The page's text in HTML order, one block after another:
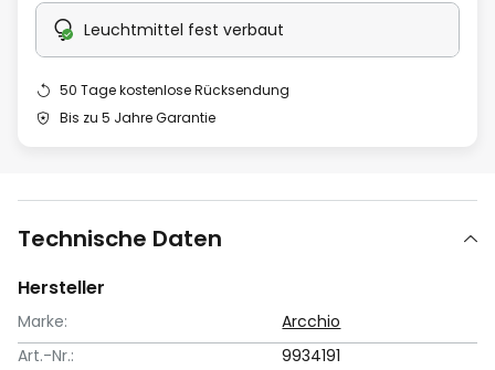
Leuchtmittel fest verbaut
50 Tage kostenlose Rücksendung
Bis zu 5 Jahre Garantie
Technische Daten
Hersteller
Marke:
Arcchio
Art.-Nr.:
9934191